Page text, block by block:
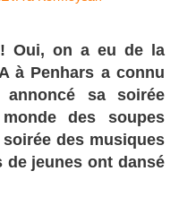
Oui, on a eu de la
à Penhars a connu
sa soirée
des soupes
des musiques
jeunes ont dansé